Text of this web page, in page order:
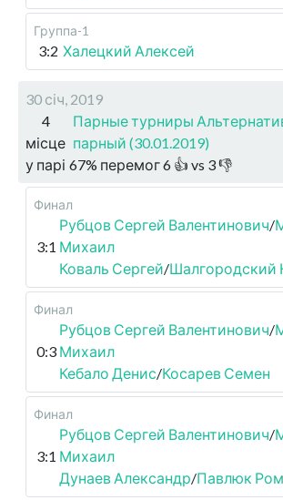
Группа-1
3:2 Халецкий Алексей
30 січ, 2019
4
місце
Парные турниры
парный (30.01.2019)
у парі 67% перемог6 👍 vs 3👎
Финал
3:1
Рубцов Сергей Валентинович/
Михаил
Коваль Сергей/Шалгородский
Финал
0:3
Рубцов Сергей Валентинович/
Михаил
Кебало Денис/Косарев Семен
Финал
3:1
Рубцов Сергей Валентинович/
Михаил
Дунаев Александр/Павлюк